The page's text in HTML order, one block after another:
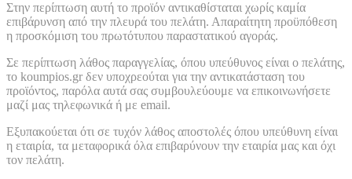
Στην περίπτωση αυτή το προϊόν αντικαθίσταται χωρίς καμία
επιβάρυνση από την πλευρά του πελάτη. Απαραίτητη προϋπόθεση
η προσκόμιση του πρωτότυπου παραστατικού αγοράς.
Σε περίπτωση λάθος παραγγελίας, όπου υπεύθυνος είναι ο πελάτης,
το koumpios.gr δεν υποχρεούται για την αντικατάσταση του
προϊόντος, παρόλα αυτά σας συμβουλεύουμε να επικοινωνήσετε
μαζί μας τηλεφωνικά ή με email.
Εξυπακούεται ότι σε τυχόν λάθος αποστολές όπου υπεύθυνη είναι
η εταιρία, τα μεταφορικά όλα επιβαρύνουν την εταιρία μας και όχι
τον πελάτη.